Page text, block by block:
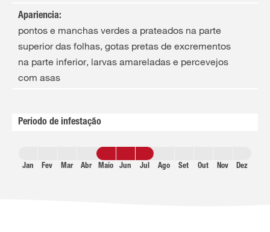
Apariencia:
pontos e manchas verdes a prateados na parte
superior das folhas, gotas pretas de excrementos
na parte inferior, larvas amareladas e percevejos
com asas
Período de infestação
Jan Fev Mar Abr Maio Jun Jul Ago Set Out Nov Dez